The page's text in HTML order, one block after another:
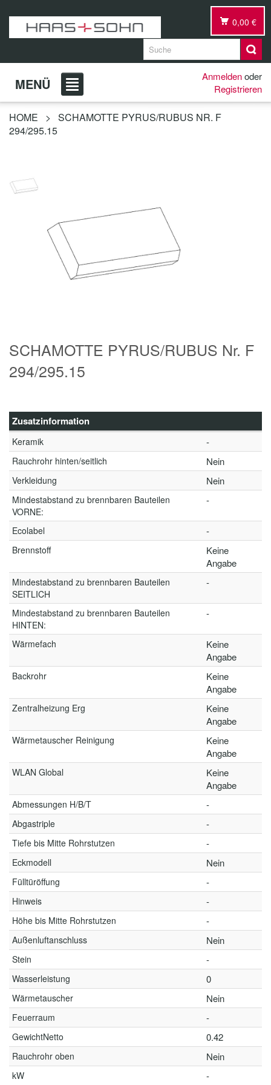
0,00 €
MENÜ Anmeldenoder
Registrieren
HOME >
SCHAMOTTE PYRUS/RUBUS NR. F
294/295.15
SCHAMOTTE PYRUS/RUBUS Nr. F
294/295.15
Zusatzinformation
Keramik -
Rauchrohr hinten/seitlich Nein
Verkleidung Nein
Mindestabstand zu brennbaren Bauteilen
VORNE:
-
Ecolabel -
Brennstoff
Keine
Angabe
Mindestabstand zu brennbaren Bauteilen
SEITLICH
-
Mindestabstand zu brennbaren Bauteilen
HINTEN:
-
Wärmefach
Keine
Angabe
Backrohr
Keine
Angabe
Zentralheizung Erg
Keine
Angabe
Wärmetauscher Reinigung
Keine
Angabe
WLAN Global
Keine
Angabe
Abmessungen H/B/T -
Abgastriple -
Tiefe bis Mitte Rohrstutzen -
Eckmodell Nein
Fülltüröffung -
Hinweis -
Höhe bis Mitte Rohrstutzen -
Außenluftanschluss Nein
Stein -
Wasserleistung 0
Wärmetauscher Nein
Feuerraum -
GewichtNetto 0.42
Rauchrohr oben Nein
kW -